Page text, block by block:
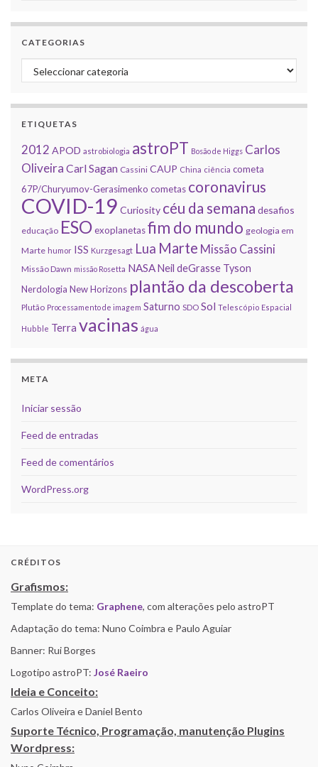
CATEGORIAS
Categorias
ETIQUETAS
2012 APOD astrobiologia astroPT Bosão de Higgs Carlos
Oliveira Carl Sagan Cassini CAUP China ciência cometa
67P/Churyumov-Gerasimenko cometas coronavirus
COVID-19 Curiosity céu da semana desafios
educação ESOexoplanetasfim do mundo geologia em
Marte humor ISS Kurzgesagt Lua Marte Missão Cassini
Missão Dawn missão Rosetta NASANeil deGrasse Tyson
Nerdologia New Horizons plantão da descoberta
Plutão Processamento de imagem Saturno SDO Sol Telescópio Espacial
Hubble Terra vacinas água
META
Iniciar sessão
Feed de entradas
Feed de comentários
WordPress.org
CRÉDITOS
Grafismos:
Template do tema: Graphene, com alterações pelo astroPT
Adaptação do tema: Nuno Coimbra e Paulo Aguiar
Banner: Rui Borges
Logotipo astroPT: José Raeiro
Ideia e Conceito:
Carlos Oliveira e Daniel Bento
Suporte Técnico, Programação, manutenção Plugins
Wordpress: